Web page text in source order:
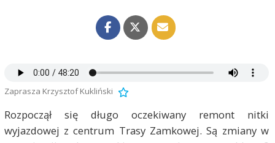
Zaprasza Krzysztof Kukliński
Rozpoczął się długo oczekiwany remont nitki
wyjazdowej z centrum Trasy Zamkowej. Są zmiany w